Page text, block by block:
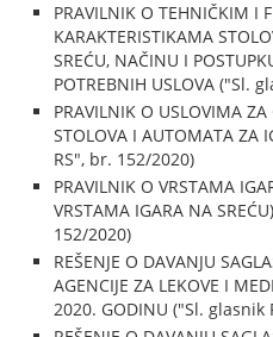
PRAVILNIK O TEHNIČKIM I
KARAKTERISTIKAMA
SREĆU, NAČINU I
POTREBNIH USLOVA ("Sl.
PRAVILNIK O USLOVIMA ZA
STOLOVA I AUTOMATA ZA
RS", br. 152/2020)
PRAVILNIK O VRSTAMA
VRSTAMA IGARA NA
152/2020)
REŠENJE O DAVANJU
AGENCIJE ZA LEKOVE I
2020. GODINU ("Sl. glasnik